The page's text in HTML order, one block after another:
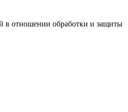
в отношении обработки и защиты